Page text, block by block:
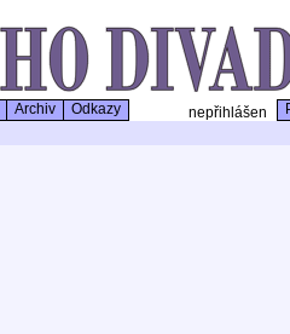
Archiv Odkazy nepřihlášen